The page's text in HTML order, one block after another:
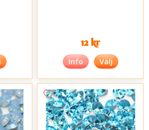
12 kr
Info Välj